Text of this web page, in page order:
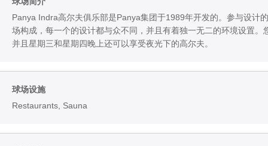
Panya Indra高尔夫俱乐部是Panya集团于1989年开发的。参与设计
场构成，每一个的设计都与众不同，并且有着独一无二的环境设置
并且星期三和星期四晚上还可以享受夜光下的高尔夫。
球场设施
Restaurants, Sauna